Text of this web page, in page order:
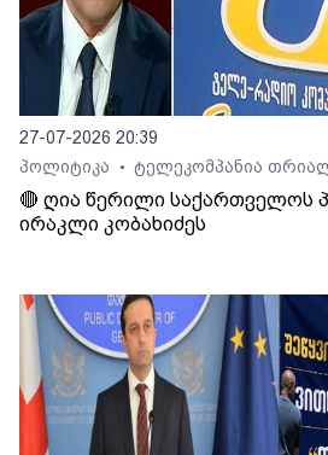
27-07-2026 20:39
პოლიტიკა
• ტელეკომპანია
🔴 ღია წერილი საქართველოს
ირაკლი კობახიძეს